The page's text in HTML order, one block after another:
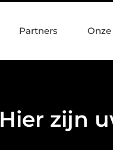
Partners
Hier zijn